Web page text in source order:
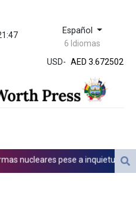
Español
6 Idiomas
USD-
ZWL 321.999592
AED 3.672502
AED 3.672502
AFN
ALL 80.653395
AMD
1498.997502
nucleares pese a inquietud de